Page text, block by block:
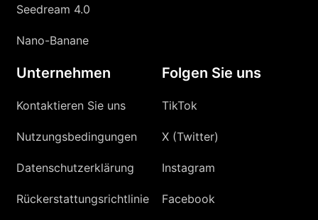
Seedream 4.0
Nano-Banane
Unternehmen
Kontaktieren Sie uns
Nutzungsbedingungen
Datenschutzerklärung
Rückerstattungsrichtlinie
Folgen Sie uns
TikTok
X (Twitter)
Instagram
Facebook